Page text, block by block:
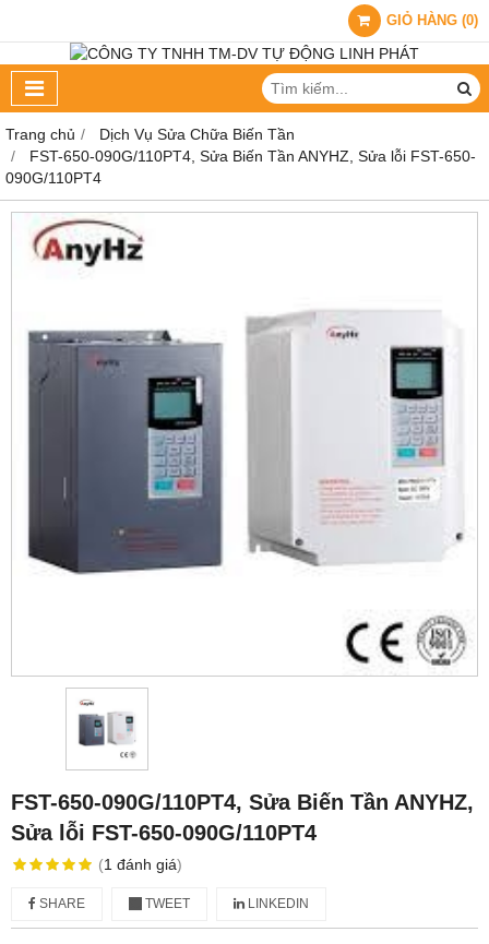
GIỎ HÀNG (0)
Trang chủ
Dịch Vụ Sửa Chữa Biến Tần
FST-650-090G/110PT4, Sửa Biến Tần ANYHZ, Sửa lỗi FST-650-
090G/110PT4
FST-650-090G/110PT4, Sửa Biến Tần ANYHZ,
Sửa lỗi FST-650-090G/110PT4
(1 đánh giá)
SHARE TWEET LINKEDIN